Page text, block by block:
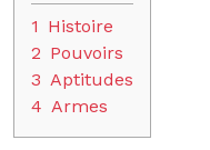
1 Histoire
2 Pouvoirs
3 Aptitudes
4 Armes